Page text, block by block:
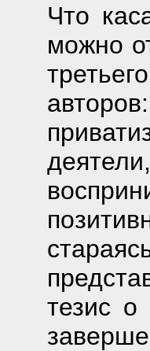
Что
можно
тезис о